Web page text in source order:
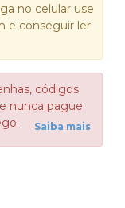
no celular use
e conseguir ler
códigos
nunca pague
Saiba mais